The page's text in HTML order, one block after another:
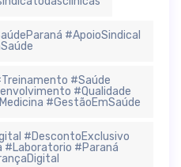
#ApoioSindical
#Saúde
#Qualidade
#GestãoEmSaúde
#DescontoExclusivo
#Laboratorio #Paraná